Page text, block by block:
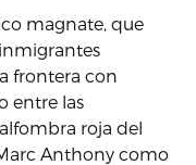
magnate, que
frontera con
entre las
roja del
Anthony como